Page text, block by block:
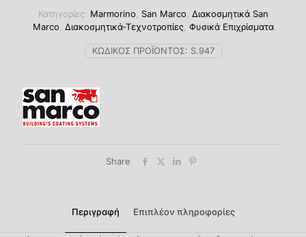
ΚΩΔΙΚΌΣ ΠΡΟΪΌΝΤΟΣ: S.947
Κατηγορίες: Marmorino San Marco Διακοσμητικά San
Marco Διακοσμητικά-Τεχνοτροπίες, Φυσικά Επιχρίσματα
Share
Περιγραφή Επιπλέον πληροφορίες